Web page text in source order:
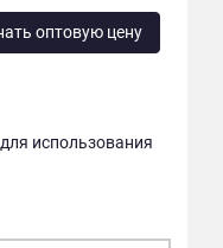
оптовую цену
использования